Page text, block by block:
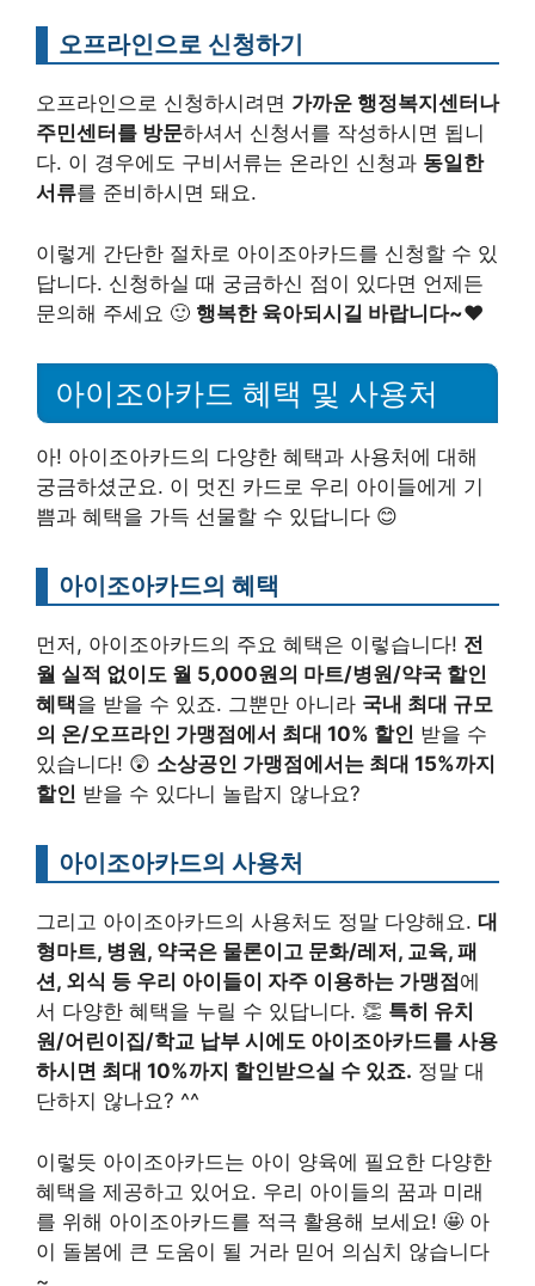
오프라인으로 신청하기
오프라인으로 신청하시려면 가까운 행정복지센터나
주민센터를 방문하셔서 신청서를 작성하시면 됩니
다. 이 경우에도 구비서류는 온라인 신청과 동일한
서류를 준비하시면 돼요.
이렇게 간단한 절차로 아이조아카드를 신청할 수 있
답니다. 신청하실 때 궁금하신 점이 있다면 언제든
문의해 주세요 🙂 행복한 육아되시길 바랍니다~♥
아이조아카드 혜택 및 사용처
아! 아이조아카드의 다양한 혜택과 사용처에 대해
궁금하셨군요. 이 멋진 카드로 우리 아이들에게 기
쁨과 혜택을 가득 선물할 수 있답니다 😊
아이조아카드의 혜택
먼저, 아이조아카드의 주요 혜택은 이렇습니다! 전
월 실적 없이도 월 5,000원의 마트/병원/약국 할인
혜택을 받을 수 있죠. 그뿐만 아니라 국내 최대 규모
의 온/오프라인 가맹점에서 최대 10% 할인 받을 수
있습니다! 😲 소상공인 가맹점에서는 최대 15%까지
할인 받을 수 있다니 놀랍지 않나요?
아이조아카드의 사용처
그리고 아이조아카드의 사용처도 정말 다양해요. 대
형마트, 병원, 약국은 물론이고 문화/레저, 교육, 패
션, 외식 등 우리 아이들이 자주 이용하는 가맹점 에
서 다양한 혜택을 누릴 수 있답니다. 👏 특히 유치
원/어린이집/학교 납부 시에도 아이조아카드를 사용
하시면 최대 10%까지 할인받으실 수 있죠. 정말 대
단하지 않나요? ^^
이렇듯 아이조아카드는 아이 양육에 필요한 다양한
혜택을 제공하고 있어요. 우리 아이들의 꿈과 미래
를 위해 아이조아카드를 적극 활용해 보세요! 🤩 아
이 돌봄에 큰 도움이 될 거라 믿어 의심치 않습니다
~